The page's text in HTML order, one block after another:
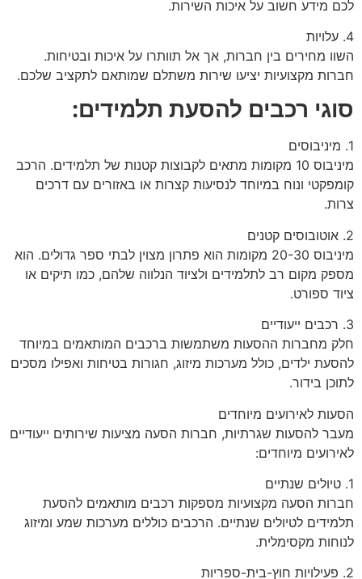
לכם מידע חשוב על איכות השירות.
4. עלויות
השוו מחירים בין חברות, אך אל תוותרו על איכות ובטיחות.
חברות מקצועיות יציעו שירות משתלם שמותאם לתקציב שלכם.
סוגי רכבים להסעת תלמידים:
1. מיניבוסים
מיניבוס 10 מקומות מתאים לקבוצות קטנות של תלמידים. הרכב
קומפקטי ונוח במיוחד לנסיעות קצרות או באזורים עם דרכים
צרות.
2. אוטובוסים קטנים
מיניבוס 20-30 מקומות הוא פתרון מצוין לבתי ספר גדולים. הוא
מספק מקום רב לתלמידים ולציוד הנלווה שלהם, כמו תיקים או
ציוד ספורט.
3. רכבים ייעודיים
חלק מחברות ההסעות משתמשות ברכבים המותאמים במיוחד
להסעת ילדים, כולל מערכות מיזוג, חגורות בטיחות ואפילו מסכים
לתוכן בידור.
הסעות לאירועים מיוחדים
מעבר להסעות שגרתיות, חברות הסעה מציעות שירותים ייעודיים
לאירועים מיוחדים:
1. טיולים שנתיים
חברות הסעה מקצועיות מספקות רכבים מותאמים להסעת
תלמידים לטיולים שנתיים. הרכבים כוללים מערכות שמע ומיזוג
לנוחות מקסימלית.
2. פעילויות חוץ-בית-ספריות